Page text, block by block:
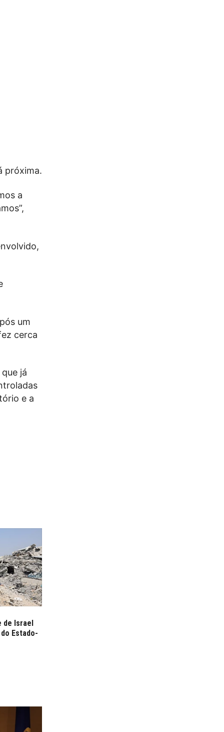
próxima.
a
um
cerca
já
e a
de Israel
Estado-